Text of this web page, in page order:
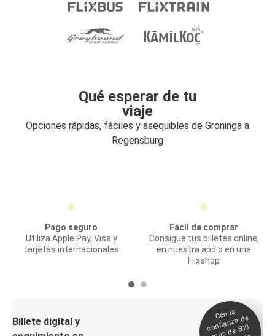
Qué esperar de tu
viaje
Opciones rápidas, fáciles y asequibles de Groninga a
Regensburg
Pago seguro
Utiliza Apple Pay, Visa y
tarjetas internacionales
Fácil de comprar
Consigue tus billetes online,
en nuestra app o en una
Flixshop
Billete digital y
Con la
confianza de
más de 500